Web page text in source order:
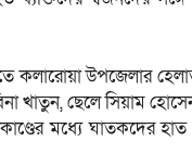
কলারোয়া উপজেলার
খাতুন, ছেলে সিয়াম
মধ্যে ঘাতকদের হাত